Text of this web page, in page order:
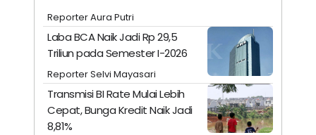
Reporter Aura Putri
Laba BCA Naik Jadi Rp 29,5
Triliun pada Semester I-2026
Reporter Selvi Mayasari
Transmisi BI Rate Mulai Lebih
Cepat, Bunga Kredit Naik Jadi
8,81%